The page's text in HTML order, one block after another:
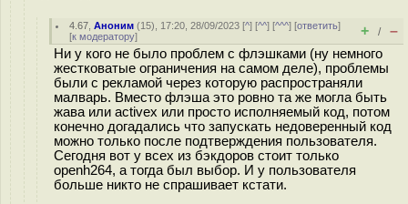
4.67 ,Аноним (15), 17:20, 28/09/2023 [^] [^^] [^^^] [ответить]
[к модератору] + / –
Ни у кого не было проблем с флэшками (ну немного
жестковатые ограничения на самом деле), проблемы
были с рекламой через которую распространяли
малварь. Вместо флэша это ровно та же могла быть
жава или activex или просто исполняемый код, потом
конечно догадались что запускать недоверенный код
можно только после подтверждения пользователя.
Сегодня вот у всех из бэкдоров стоит только
openh264, а тогда был выбор. И у пользователя
больше никто не спрашивает кстати.